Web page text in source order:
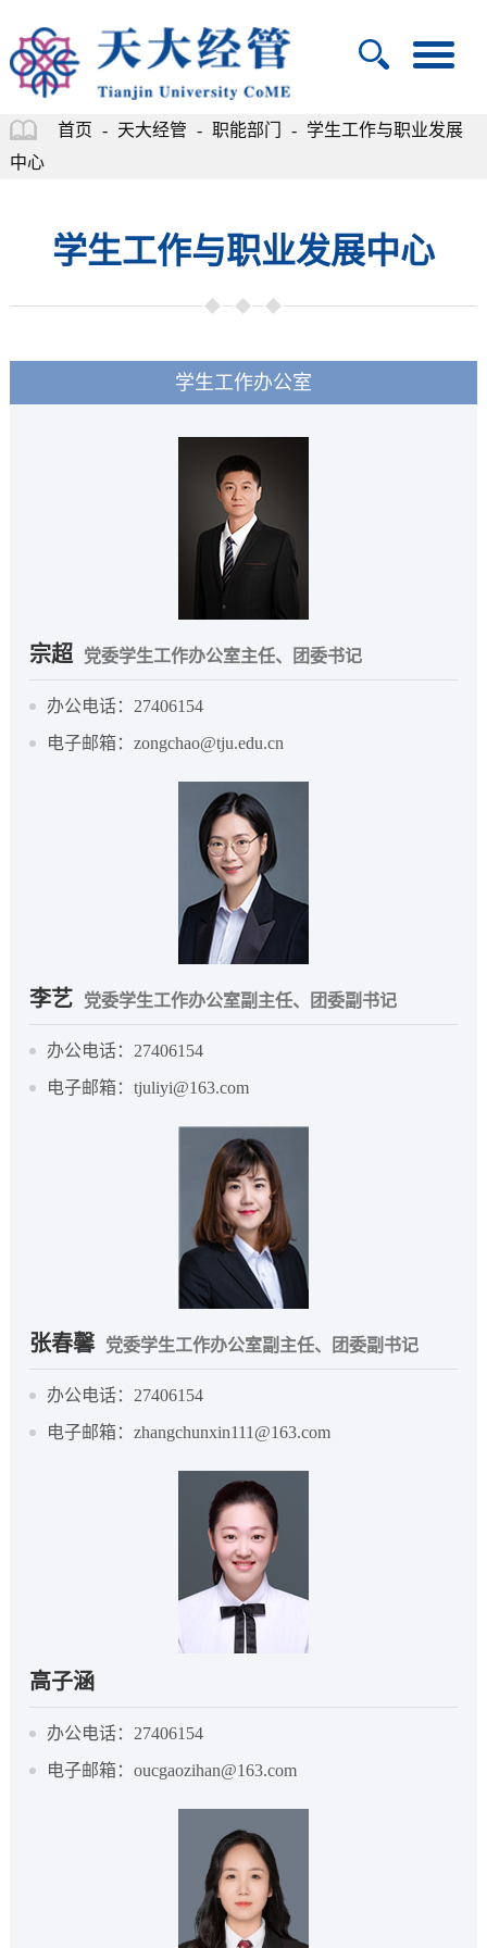
首页 - 天大经管 - 职能部门 - 学生工作与职业发展
中心
学生工作与职业发展中心
学生工作办公室
宗超 党委学生工作办公室主任、团委书记
办公电话：27406154
电子邮箱：zongchao@tju.edu.cn
李艺 党委学生工作办公室副主任、团委副书记
办公电话：27406154
电子邮箱：tjuliyi@163.com
张春馨 党委学生工作办公室副主任、团委副书记
办公电话：27406154
电子邮箱：zhangchunxin111@163.com
高子涵
办公电话：27406154
电子邮箱：oucgaozihan@163.com